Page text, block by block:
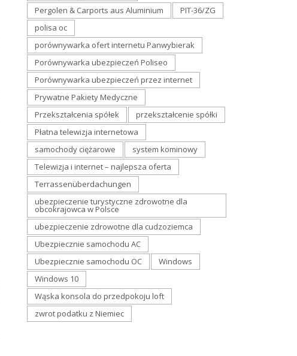
Pergolen & Carports aus Aluminium
PIT-36/ZG
polisa oc
porównywarka ofert internetu Panwybierak
Porównywarka ubezpieczeń Poliseo
Porównywarka ubezpieczeń przez internet
Prywatne Pakiety Medyczne
Przekształcenia spółek
przekształcenie spółki
Płatna telewizja internetowa
samochody ciężarowe
system kominowy
Telewizja i internet – najlepsza oferta
Terrassenüberdachungen
ubezpieczenie turystyczne zdrowotne dla
obcokrajowca w Polsce
ubezpieczenie zdrowotne dla cudzoziemca
Ubezpiecznie samochodu AC
Ubezpiecznie samochodu OC
Windows
Windows 10
Wąska konsola do przedpokoju loft
zwrot podatku z Niemiec